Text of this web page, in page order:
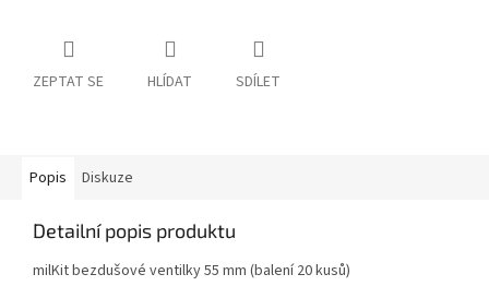
ZEPTAT SE HLÍDAT SDÍLET
Popis Diskuze
Detailní popis produktu
milKit bezdušové ventilky 55 mm (balení 20 kusů)